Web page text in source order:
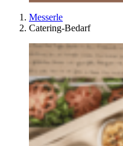
Messerle
Catering-Bedarf